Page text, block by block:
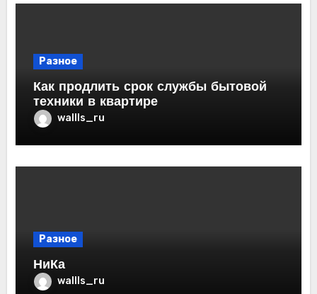
Разное
Как продлить срок службы бытовой
техники в квартире
wallls_ru
Разное
НиКа
wallls_ru